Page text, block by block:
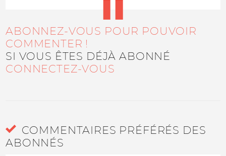
ABONNEZ-VOUS POUR POUVOIR
COMMENTER !
SI VOUS ÊTES DÉJÀ ABONNÉ
CONNECTEZ-VOUS
COMMENTAIRES PRÉFÉRÉS DES
ABONNÉS